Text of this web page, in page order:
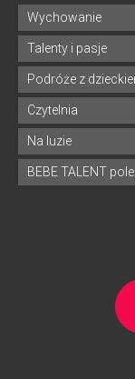
Wychowanie
Talenty i pasje
Podróże z
Czytelnia
Na luzie
BEBE TALENT